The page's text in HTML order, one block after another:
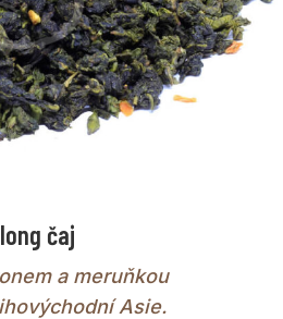
čaj
a meruňkou
Asie.